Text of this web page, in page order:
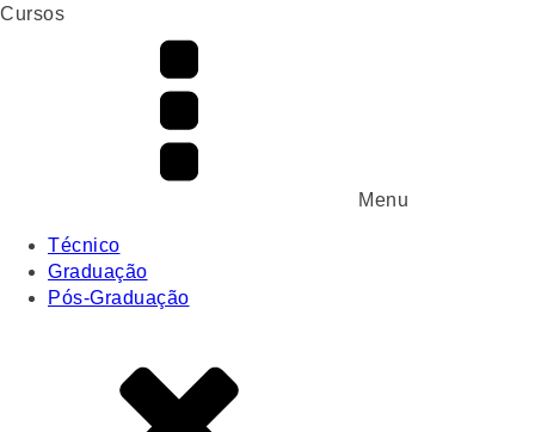
Cursos
Menu
Técnico
Graduação
Pós-Graduação